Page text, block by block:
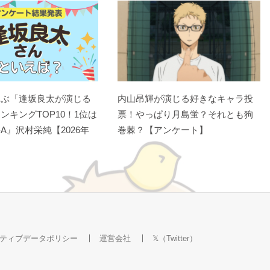
「逢坂良太が演じる
キングTOP10！1位は
A』沢村栄純【2026年
内山昂輝が演じる好きなキャラ投
票！やっぱり月島蛍？それとも狗
巻棘？【アンケート】
ィブデータポリシー 運営会社 𝕏（Twitter）